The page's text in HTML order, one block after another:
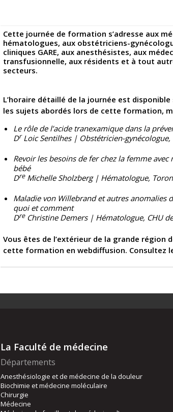
Cette journée de formation s’adresse aux
hématologues, aux obstétriciens-
cliniques GARE, aux anesthésistes, aux
transfusionnelle, aux résidents et à tout
secteurs.
L’horaire détaillé de la journée est
les sujets abordés lors de cette formation,
Le rôle de l’acide tranexamique dans la
DrLoic Sentilhes | Obstétricien-gynécologue,
Revoir les besoins de fer chez la femme
bébé
DreMichelle Sholzberg | Hématologue,
Maladie von Willebrand et autres anomalies
quoi et comment
DreChristine Demers | Hématologue, CHU
Vous êtes de l’extérieur de la grande région
cette formation en webdiffusion. Consultez
La Faculté de médecine
Départements
Anesthésiologie et de médecine de la douleur
Biochimie et médecine moléculaire
Chirurgie
Médecine